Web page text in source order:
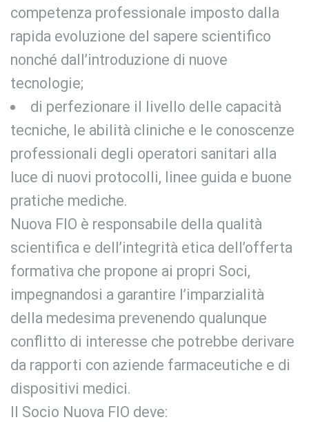
competenza professionale imposto dalla
rapida evoluzione del sapere scientifico
nonché dall’introduzione di nuove
tecnologie;
di perfezionare il livello delle capacità
tecniche, le abilità cliniche e le conoscenze
professionali degli operatori sanitari alla
luce di nuovi protocolli, linee guida e buone
pratiche mediche.
Nuova FIO è responsabile della qualità
scientifica e dell’integrità etica dell’offerta
formativa che propone ai propri Soci,
impegnandosi a garantire l’imparzialità
della medesima prevenendo qualunque
conflitto di interesse che potrebbe derivare
da rapporti con aziende farmaceutiche e di
dispositivi medici.
Il Socio Nuova FIO deve: